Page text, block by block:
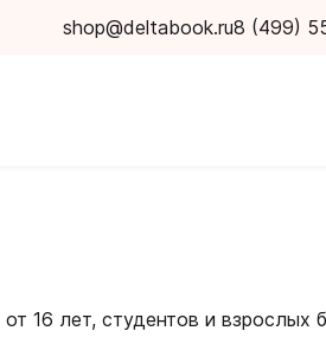
shop@deltabook.ru8 (499)
16 лет, студентов и взрослых